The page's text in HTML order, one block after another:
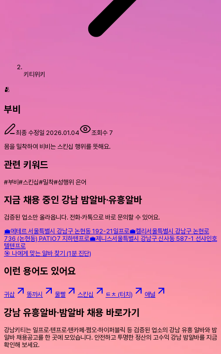
키티위키
🫂
부비
최종 수정일 2026.01.04 조회수 7
몸을 밀착하여 비비는 스킨십 행위를 뜻해요.
관련 키워드
#부비#스킨십#밀착#성행위 은어
지금 채용 중인 강남 밤알바·유흥알바
검증된 업소만 올라옵니다. 전화·카톡으로 바로 문의할 수 있어요.
💼에테르 서울특별시 강남구 논현동 192-21 일프로💼켈리 서울특별시 강남구 논현로
736 (논현동) PATIO7 지하텐프로💼제니스서울특별시 강남구 신사동 587-1 선샤인호
텔텐프로
🎯 나에게 맞는 알바 찾기 (1분 진단)
이런 용어도 있어요
귀삽 똥까시 물빨 스킨십 ㅌㅊ (터치) 애널
강남 유흥알바·밤알바 채용 바로가기
강남키티는 일프로·텐프로·텐카페·쩜오·하이퍼블릭 등 검증된 업소의 강남 유흥 알바와 밤
알바 채용공고를 한 곳에 모았습니다. 안전하고 투명한 정산의 고수익 강남 밤알바를 지금
확인해 보세요.